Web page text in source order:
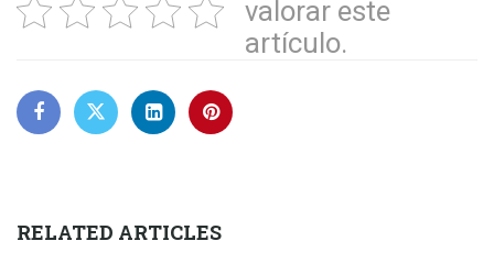
valorar este
artículo.
RELATED ARTICLES